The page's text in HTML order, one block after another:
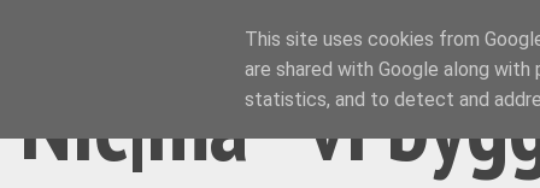
Nic|ma - vi
This site uses cookies from
are shared with Google along
statistics, and to detect and